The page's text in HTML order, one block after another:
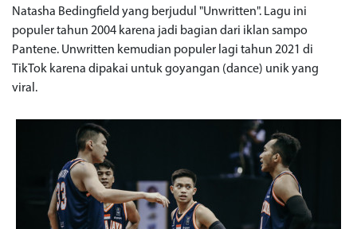
Natasha Bedingfield yang berjudul "Unwritten". Lagu ini
populer tahun 2004 karena jadi bagian dari iklan sampo
Pantene. Unwritten kemudian populer lagi tahun 2021 di
TikTok karena dipakai untuk goyangan (dance) unik yang
viral.